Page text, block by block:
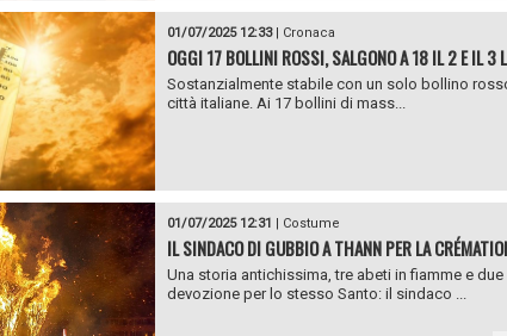
01/07/2025 12:33| Cronaca
OGGI 17 BOLLINI ROSSI, SALGONO A 18 IL 2 E IL 3
Sostanzialmente stabile con un solo bollino
città italiane. Ai 17 bollini di mass...
01/07/2025 12:31 Costume
IL SINDACO DI GUBBIO A THANN PER LA
Una storia antichissima, tre abeti in fiamme e
devozione per lo stesso Santo: il sindaco ...